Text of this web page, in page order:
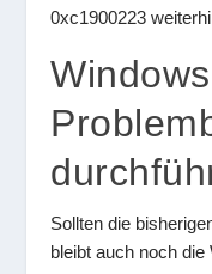
0xc1900223
Sollten die
bleibt auch noch